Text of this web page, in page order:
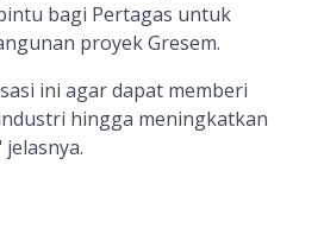
bagi Pertagas untuk
proyek Gresem.
ini agar dapat memberi
hingga meningkatkan